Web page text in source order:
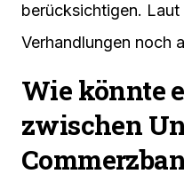
berücksichtigen. Laut
Verhandlungen noch
Wie könnte
zwischen